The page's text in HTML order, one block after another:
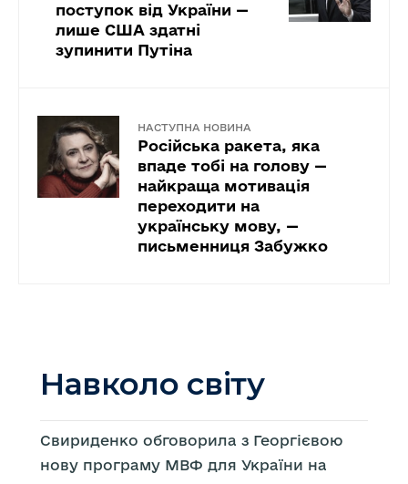
поступок від України —
лише США здатні
зупинити Путіна
НАСТУПНА НОВИНА
Російська ракета, яка
впаде тобі на голову —
найкраща мотивація
переходити на
українську мову, —
письменниця Забужко
Навколо світу
Свириденко обговорила з Георгієвою
нову програму МВФ для України на